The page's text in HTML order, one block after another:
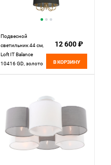
Подвесной
светильник 44 см,
Loft IT Balance
10416 GD, золото
12 600 ₽
В КОРЗИНУ